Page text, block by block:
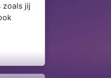
zoals jij